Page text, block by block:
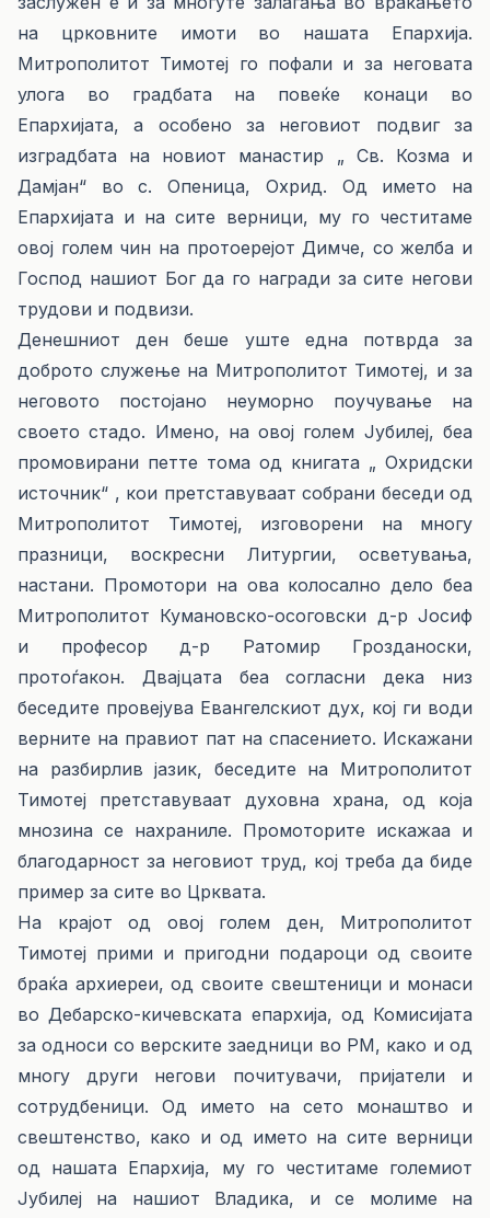
на црковните имоти во нашата Епархија.
Митрополитот Тимотеј го пофали и за неговата
улога во градбата на повеќе конаци во
Епархијата, а особено за неговиот подвиг за
изградбата на новиот манастир „ Св. Козма и
Дамјан“ во с. Опеница, Охрид. Од името на
Епархијата и на сите верници, му го честитаме
овој голем чин на протоерејот Димче, со желба и
Господ нашиот Бог да го награди за сите негови
трудови и подвизи.
Денешниот ден беше уште една потврда за
доброто служење на Митрополитот Тимотеј, и за
неговото постојано неуморно поучување на
своето стадо. Имено, на овој голем Јубилеј, беа
промовирани петте тома од книгата „ Охридски
источник“ , кои претставуваат собрани беседи од
Митрополитот Тимотеј, изговорени на многу
празници, воскресни Литургии, осветувања,
настани. Промотори на ова колосално дело беа
Митрополитот Кумановско-осоговски д-р Јосиф
и професор д-р Ратомир Грозданоски,
протоѓакон. Двајцата беа согласни дека низ
беседите провејува Евангелскиот дух, кој ги води
верните на правиот пат на спасението. Искажани
на разбирлив јазик, беседите на Митрополитот
Тимотеј претставуваат духовна храна, од која
мнозина се нахраниле. Промоторите искажаа и
благодарност за неговиот труд, кој треба да биде
пример за сите во Црквата.
На крајот од овој голем ден, Митрополитот
Тимотеј прими и пригодни подароци од своите
браќа архиереи, од своите свештеници и монаси
во Дебарско-кичевската епархија, од Комисијата
за односи со верските заедници во РМ, како и од
многу други негови почитувачи, пријатели и
сотрудбеници. Од името на сето монаштво и
свештенство, како и од името на сите верници
од нашата Епархија, му го честитаме големиот
Јубилеј на нашиот Владика, и се молиме на